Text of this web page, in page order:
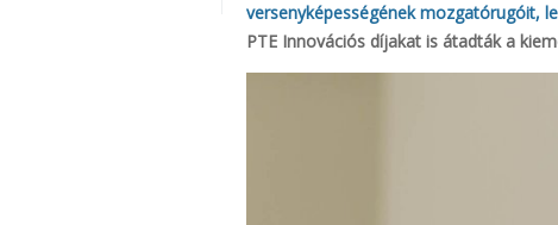
versenyképességének mozgatórugóit,
PTE Innovációs díjakat is átadták a